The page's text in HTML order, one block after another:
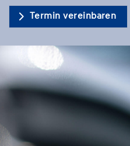
Termin vereinbaren